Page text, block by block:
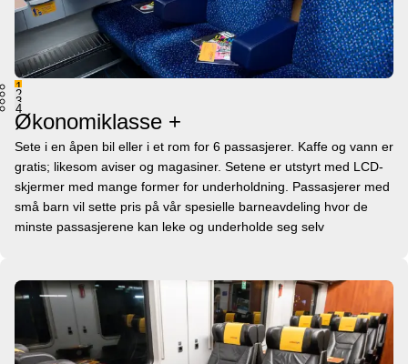
1
2
3
4
Økonomiklasse +
Sete i en åpen bil eller i et rom for 6 passasjerer. Kaffe og vann er
gratis; likesom aviser og magasiner. Setene er utstyrt med LCD-
skjermer med mange former for underholdning. Passasjerer med
små barn vil sette pris på vår spesielle barneavdeling hvor de
minste passasjerene kan leke og underholde seg selv